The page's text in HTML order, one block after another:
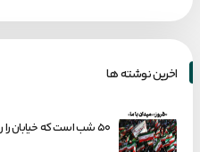
اخرین نوشته ها
۵۰ شب است که خیابان را رها نکردیم…